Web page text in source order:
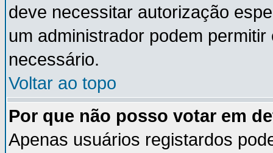
deve necessitar autorização
um administrador podem
necessário.
Voltar ao topo
Por que não posso votar em
Apenas usuários registardos